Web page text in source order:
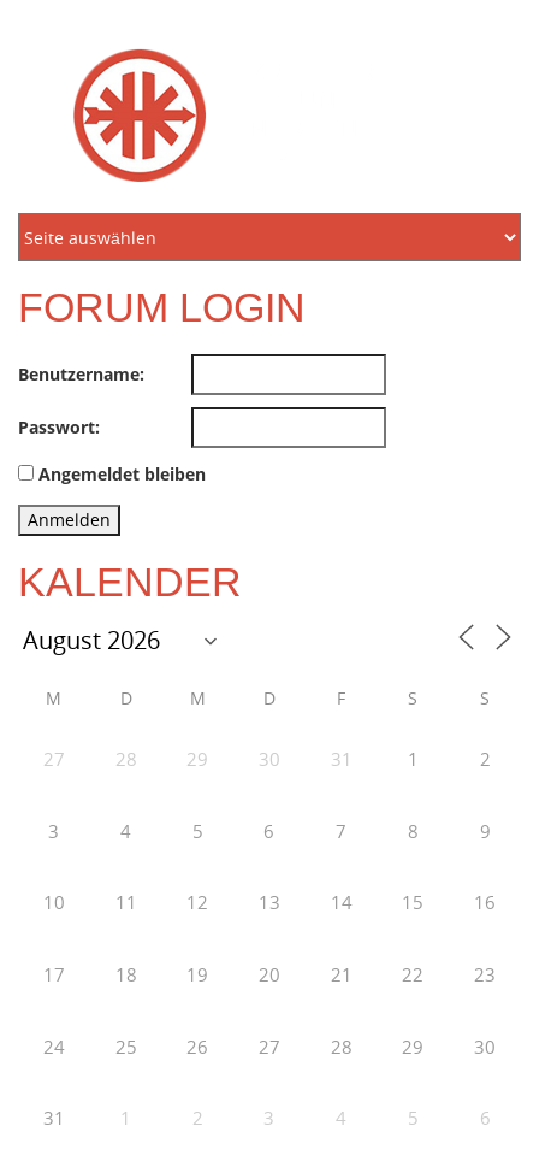
FORUM LOGIN
Benutzername:
Passwort:
Angemeldet bleiben
Anmelden
KALENDER
M D M D F S S
27 28 29 30 31 1 2
3 4 5 6 7 8 9
10 11 12 13 14 15 16
17 18 19 20 21 22 23
24 25 26 27 28 29 30
31 1 2 3 4 5 6